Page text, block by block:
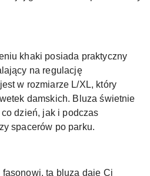
khaki posiada praktyczny
na regulację
w rozmiarze L/XL, który
damskich. Bluza świetnie
dzień, jak i podczas
spacerów po parku.
ta bluza daje Ci